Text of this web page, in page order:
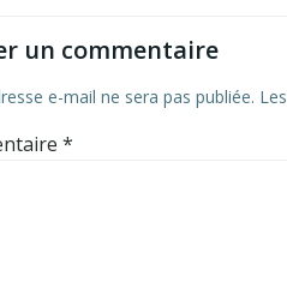
un commentaire
e-mail ne sera pas publiée.
*